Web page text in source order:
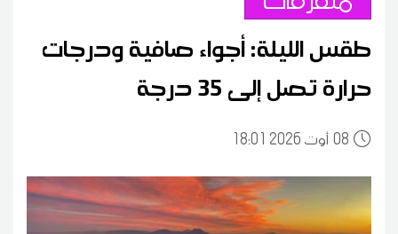
طقس الليلة: أجواء صافية ودرجات
حرارة تصل إلى 35 درجة
0818:01 2026 أوت